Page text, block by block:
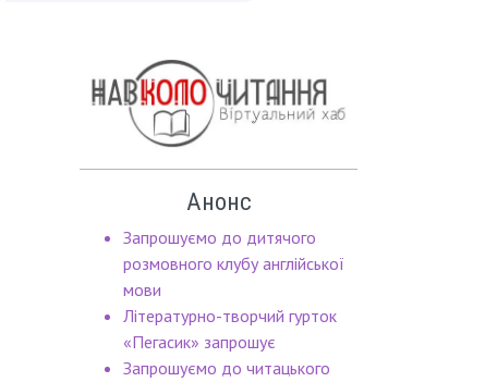
Анонс
Запрошуємо до дитячого
розмовного клубу англійської
мови
Літературно-творчий гурток
«Пегасик» запрошує
Запрошуємо до читацького